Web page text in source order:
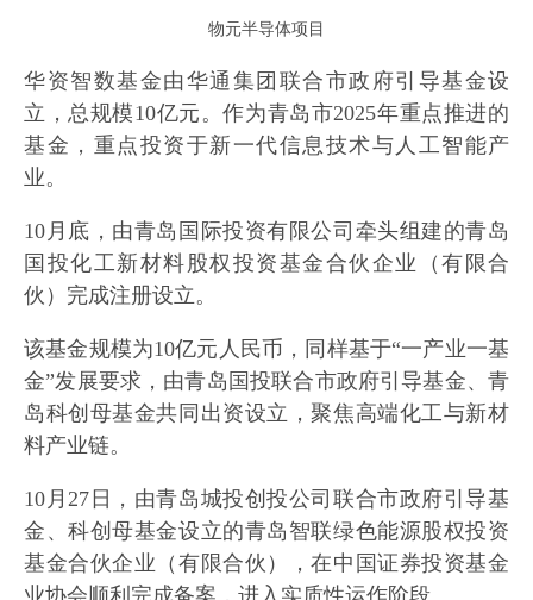
物元半导体项目
华资智数基金由华通集团联合市政府引导基金设
立，总规模10亿元。作为青岛市2025年重点推进的
基金，重点投资于新一代信息技术与人工智能产
业。
10月底，由青岛国际投资有限公司牵头组建的青岛
国投化工新材料股权投资基金合伙企业（有限合
伙）完成注册设立。
该基金规模为10亿元人民币，同样基于“一产业一基
金”发展要求，由青岛国投联合市政府引导基金、青
岛科创母基金共同出资设立，聚焦高端化工与新材
料产业链。
10月27日，由青岛城投创投公司联合市政府引导基
金、科创母基金设立的青岛智联绿色能源股权投资
基金合伙企业（有限合伙），在中国证券投资基金
业协会顺利完成备案，进入实质性运作阶段。